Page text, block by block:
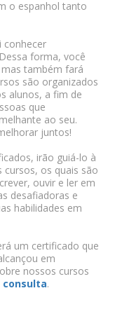
o espanhol tanto
conhecer
forma, você
também fará
são organizados
alunos, a fim de
que
ao seu.
juntos!
irão guiá-lo à
cursos, os quais são
ouvir e ler em
desafiadoras e
habilidades em
um certificado que
em
nossos cursos
consulta.